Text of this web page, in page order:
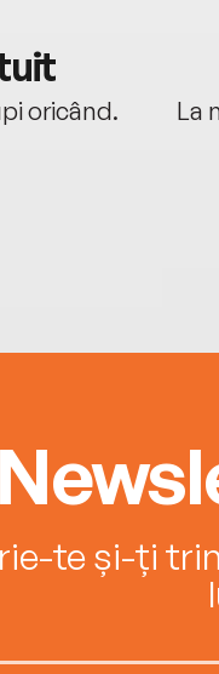
oricând.
La
te și-ți